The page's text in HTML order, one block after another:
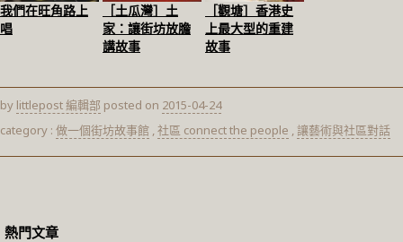
我們在旺角路上
唱
［土瓜灣］土
家：讓街坊放膽
講故事
［觀塘］香港史
上最大型的重建
故事
by littlepost 編輯部 posted on 2015-04-24
category : 做一個街坊故事館 ,社區 connect the people ,讓藝術與社區對話
熱門文章